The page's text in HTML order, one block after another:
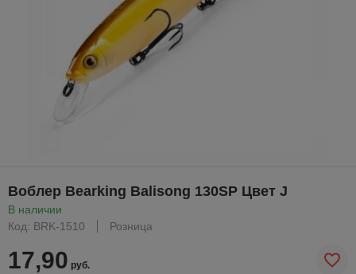
Воблер Bearking Balisong 130SP Цвет J
В наличии
Код: BRK-1510
Розница
17,90 руб.